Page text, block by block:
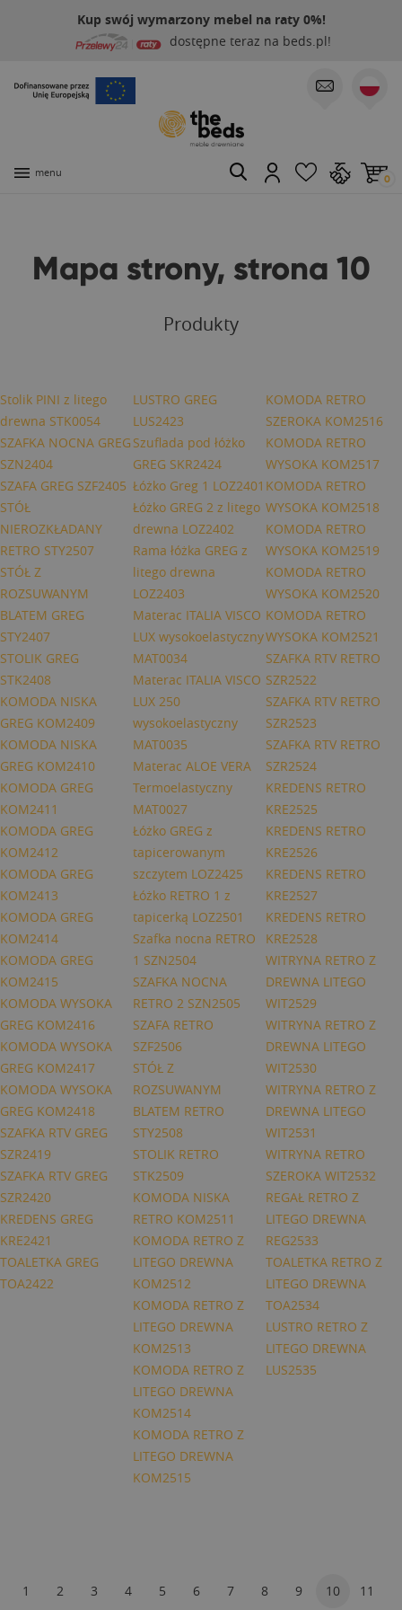
Kup swój wymarzony mebel na raty 0%!
dostępne teraz na beds.pl!
menu 0
Mapa strony, strona 10
Produkty
Stolik PINI z litego
drewna STK0054
SZAFKA NOCNA GREG
SZN2404
SZAFA GREG SZF2405
STÓŁ
NIEROZKŁADANY
RETRO STY2507
STÓŁ Z
ROZSUWANYM
BLATEM GREG
STY2407
STOLIK GREG
STK2408
KOMODA NISKA
GREG KOM2409
KOMODA NISKA
GREG KOM2410
KOMODA GREG
KOM2411
KOMODA GREG
KOM2412
KOMODA GREG
KOM2413
KOMODA GREG
KOM2414
KOMODA GREG
KOM2415
KOMODA WYSOKA
GREG KOM2416
KOMODA WYSOKA
GREG KOM2417
KOMODA WYSOKA
GREG KOM2418
SZAFKA RTV GREG
SZR2419
SZAFKA RTV GREG
SZR2420
KREDENS GREG
KRE2421
TOALETKA GREG
TOA2422
LUSTRO GREG
LUS2423
Szuflada pod łóżko
GREG SKR2424
Łóżko Greg 1 LOZ2401
Łóżko GREG 2 z litego
drewna LOZ2402
Rama łóżka GREG z
litego drewna
LOZ2403
Materac ITALIA VISCO
LUX wysokoelastyczny
MAT0034
Materac ITALIA VISCO
LUX 250
wysokoelastyczny
MAT0035
Materac ALOE VERA
Termoelastyczny
MAT0027
Łóżko GREG z
tapicerowanym
szczytem LOZ2425
Łóżko RETRO 1 z
tapicerką LOZ2501
Szafka nocna RETRO
1 SZN2504
SZAFKA NOCNA
RETRO 2 SZN2505
SZAFA RETRO
SZF2506
STÓŁ Z
ROZSUWANYM
BLATEM RETRO
STY2508
STOLIK RETRO
STK2509
KOMODA NISKA
RETRO KOM2511
KOMODA RETRO Z
LITEGO DREWNA
KOM2512
KOMODA RETRO Z
LITEGO DREWNA
KOM2513
KOMODA RETRO Z
LITEGO DREWNA
KOM2514
KOMODA RETRO Z
LITEGO DREWNA
KOM2515
KOMODA RETRO
SZEROKA KOM2516
KOMODA RETRO
WYSOKA KOM2517
KOMODA RETRO
WYSOKA KOM2518
KOMODA RETRO
WYSOKA KOM2519
KOMODA RETRO
WYSOKA KOM2520
KOMODA RETRO
WYSOKA KOM2521
SZAFKA RTV RETRO
SZR2522
SZAFKA RTV RETRO
SZR2523
SZAFKA RTV RETRO
SZR2524
KREDENS RETRO
KRE2525
KREDENS RETRO
KRE2526
KREDENS RETRO
KRE2527
KREDENS RETRO
KRE2528
WITRYNA RETRO Z
DREWNA LITEGO
WIT2529
WITRYNA RETRO Z
DREWNA LITEGO
WIT2530
WITRYNA RETRO Z
DREWNA LITEGO
WIT2531
WITRYNA RETRO
SZEROKA WIT2532
REGAŁ RETRO Z
LITEGO DREWNA
REG2533
TOALETKA RETRO Z
LITEGO DREWNA
TOA2534
LUSTRO RETRO Z
LITEGO DREWNA
LUS2535
1 2 3 4 5 6 7 8 9 10 11